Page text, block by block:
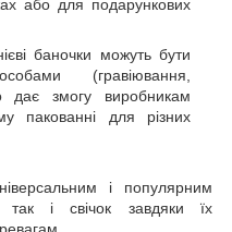
або для подарункових
баночки можуть бути
(гравіювання,
дає змогу виробникам
пакованні для різних
і популярним
і свічок завдяки їх